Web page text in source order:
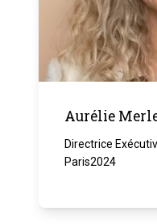
Aurélie
Directrice
Paris2024